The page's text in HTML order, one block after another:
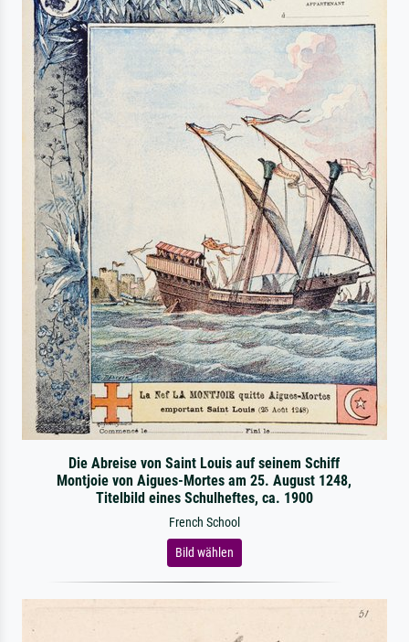
Die Abreise von Saint Louis auf seinem Schiff
Montjoie von Aigues-Mortes am 25. August 1248,
Titelbild eines Schulheftes, ca. 1900
French School
Bild wählen